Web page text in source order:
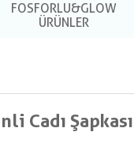
FOSFORLU&GLOW
ÜRÜNLER
Cadı